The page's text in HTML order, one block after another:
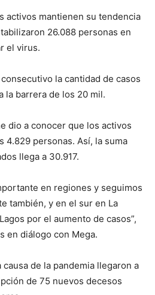
activos mantienen su tendencia
26.088 personas en
el virus.
la cantidad de casos
la barrera de los 20 mil.
dio a conocer que los activos
4.829 personas. Así, la suma
llega a 30.917.
en regiones y seguimos
también, y en el sur en La
por el aumento de casos”,
en diálogo con Mega.
de la pandemia llegaron a
de 75 nuevos decesos